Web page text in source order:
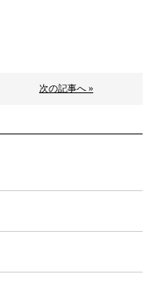
次の記事へ »